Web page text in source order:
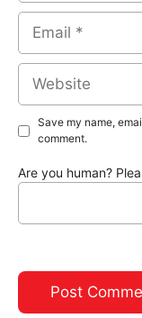
Email
Website
Save my name,
comment.
Are you human?